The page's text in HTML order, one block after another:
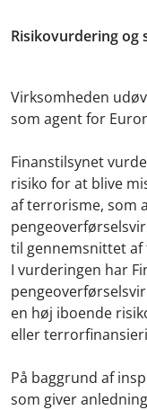
Risikovurdering og
Virksomheden
som agent for
Finanstilsynet
risiko for at blive
af terrorisme, som
til gennemsnittet af
I vurderingen har
en høj iboende
eller
På baggrund af
som giver